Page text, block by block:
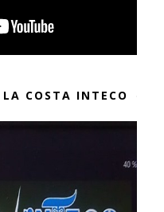
COSTA INTECO